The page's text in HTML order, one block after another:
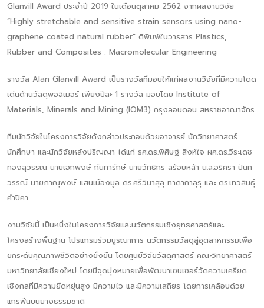
Glanvill Award ประจำปี 2019 ในเดือนตุลาคม 2562 จากผลงานวิจัย
“Highly stretchable and sensitive strain sensors using nano-
graphene coated natural rubber” ตีพิมพ์ในวารสาร Plastics,
Rubber and Composites : Macromolecular Engineering
รางวัล Alan Glanvill Award เป็นรางวัลที่มอบให้แก่ผลงานวิจัยที่มีความโดด
เด่นด้านวัสดุพอลิเมอร์ เพียงปีละ 1 รางวัล มอบโดย Institute of
Materials, Minerals and Mining (IOM3) กรุงลอนดอน สหราชอาณาจักร
ทีมนักวิจัยในโครงการวิจัยดังกล่าวประกอบด้วยอาจารย์ นักวิทยาศาสตร์
นักศึกษา และนักวิจัยหลังปริญญา ได้แก่ รศ.ดร.พิศิษฐ์ สิงห์ใจ ผศ.ดร.วีระเดช
ทองสุวรรณ นายเอกพงษ์ กันทารักษ์ นายวัทธิกร สร้อยหล้า น.ส.อริศรา ปันท
วรรณ์ นายภาณุพงษ์ แสนเมืองมูล ดร.ศรีวินาสุลุ ทาดากาลุรุ และ ดร.เทวสินธุ์
คำปิคา
งานวิจัยนี้ เป็นหนึ่งในโครงการวิจัยและนวัตกรรมเชิงยุทธศาสตร์และ
โครงสร้างพื้นฐาน โปรแกรมร่วมบูรณาการ นวัตกรรมวัสดุสู่อุตสาหกรรมเพื่อ
ยกระดับคุณภาพชีวิตอย่างยั่งยืน โดยศูนย์วิจัยวัสดุศาสตร์ คณะวิทยาศาสตร์
มหาวิทยาลัยเชียงใหม่ โดยมีจุดมุ่งหมายเพื่อพัฒนาเซนเซอร์วัดความเครียด
เชิงกลที่มีความยืดหยุ่นสูง มีความไว และมีความเสถียร โดยการเคลือบด้วย
แกรฟีนบนยางธรรมชาติ